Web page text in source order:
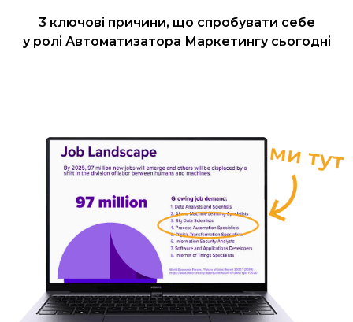
3 ключові причини, що спробувати себе
у ролі Автоматизатора Маркетингу сьогодні